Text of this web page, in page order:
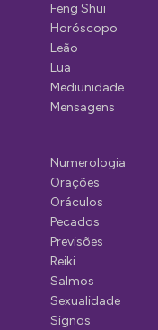
Feng Shui
Horóscopo
Leão
Lua
Mediunidade
Mensagens
Numerologia
Orações
Oráculos
Pecados
Previsões
Reiki
Salmos
Sexualidade
Signos